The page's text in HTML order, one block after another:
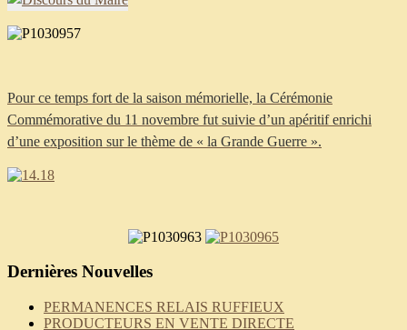
Pour ce temps fort de la saison mémorielle, la Cérémonie
Commémorative du 11 novembre fut suivie d’un apéritif enrichi
d’une exposition sur le thème de « la Grande Guerre ».
Dernières Nouvelles
PERMANENCES RELAIS RUFFIEUX
PRODUCTEURS EN VENTE DIRECTE